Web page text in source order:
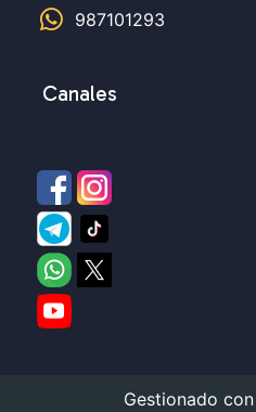
987101293
Canales
Gestionado con